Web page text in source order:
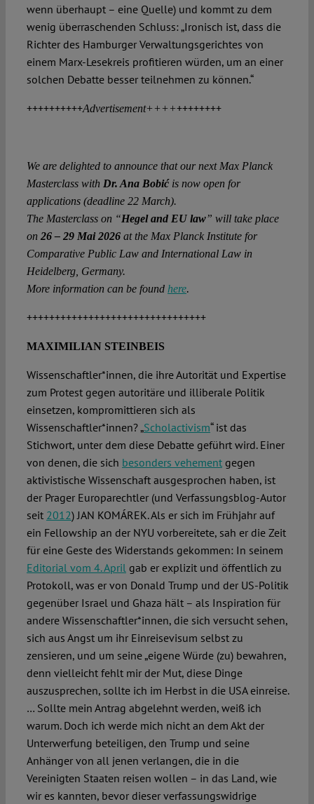
wenn überhaupt – eine Quelle) und kommt zu dem
wenig überraschenden Schluss: „Ironisch ist, dass die
Richter des Hamburger Verwaltungsgerichtes von
einem Marx-Lesekreis profitieren würden, um an einer
solchen Debatte besser teilnehmen zu können.“
++++++++++Advertisement++++++++++++
We are delighted to announce that our next Max Planck
Masterclass with Dr. Ana Bobićis now open for
applications (deadline 22 March).
The Masterclass on “Hegel and EU law” will take place
on 26 – 29 Mai 2026at the Max Planck Institute for
Comparative Public Law and International Law in
Heidelberg, Germany.
More information can be found here.
++++++++++++++++++++++++++++++++
MAXIMILIAN STEINBEIS
Wissenschaftler*innen, die ihre Autorität und Expertise
zum Protest gegen autoritäre und illiberale Politik
einsetzen, kompromittieren sich als
Wissenschaftler*innen? „Scholactivism“ ist das
Stichwort, unter dem diese Debatte geführt wird. Einer
von denen, die sich besonders vehementgegen
aktivistische Wissenschaft ausgesprochen haben, ist
der Prager Europarechtler (und Verfassungsblog-Autor
seit 2012) JAN KOMÁREK. Als er sich im Frühjahr auf
ein Fellowship an der NYU vorbereitete, sah er die Zeit
für eine Geste des Widerstands gekommen: In seinem
Editorial vom 4. Aprilgab er explizit und öffentlich zu
Protokoll, was er von Donald Trump und der US-Politik
gegenüber Israel und Ghaza hält – als Inspiration für
andere Wissenschaftler*innen, die sich versucht sehen,
sich aus Angst um ihr Einreisevisum selbst zu
zensieren, und um seine „eigene Würde (zu) bewahren,
denn vielleicht fehlt mir der Mut, diese Dinge
auszusprechen, sollte ich im Herbst in die USA einreise.
… Sollte mein Antrag abgelehnt werden, weiß ich
warum. Doch ich werde mich nicht an dem Akt der
Unterwerfung beteiligen, den Trump und seine
Anhänger von all jenen verlangen, die in die
Vereinigten Staaten reisen wollen – in das Land, wie
wir es kannten, bevor dieser verfassungswidrige